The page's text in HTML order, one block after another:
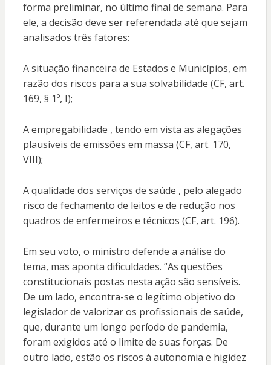
forma preliminar, no último final de semana. Para
ele, a decisão deve ser referendada até que sejam
analisados três fatores:
A situação financeira de Estados e Municípios, em
razão dos riscos para a sua solvabilidade (CF, art.
169, § 1º, I);
A empregabilidade , tendo em vista as alegações
plausíveis de emissões em massa (CF, art. 170,
VIII);
A qualidade dos serviços de saúde , pelo alegado
risco de fechamento de leitos e de redução nos
quadros de enfermeiros e técnicos (CF, art. 196).
Em seu voto, o ministro defende a análise do
tema, mas aponta dificuldades. “As questões
constitucionais postas nesta ação são sensíveis.
De um lado, encontra-se o legítimo objetivo do
legislador de valorizar os profissionais de saúde,
que, durante um longo período de pandemia,
foram exigidos até o limite de suas forças. De
outro lado, estão os riscos à autonomia e higidez